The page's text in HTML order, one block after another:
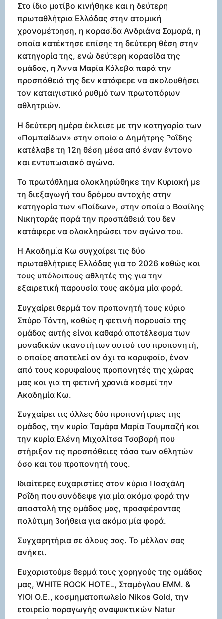
Στο ίδιο μοτίβο κινήθηκε και η δεύτερη
πρωταθλήτρια Ελλάδας στην ατομική
χρονομέτρηση, η κορασίδα Ανδριάνα Σαμαρά, η
οποία κατέκτησε επίσης τη δεύτερη θέση στην
κατηγορία της, ενώ δεύτερη κορασίδα της
ομάδας, η Άννα Μαρία Κόλεβα παρά την
προσπάθειά της δεν κατάφερε να ακολουθήσει
τον καταιγιστικό ρυθμό των πρωτοπόρων
αθλητριών.
Η δεύτερη ημέρα έκλεισε με την κατηγορία των
«Παμπαίδων» στην οποία ο Δημήτρης Ροΐδης
κατέλαβε τη 12η θέση μέσα από έναν έντονο
και εντυπωσιακό αγώνα.
Το πρωτάθλημα ολοκληρώθηκε την Κυριακή με
τη διεξαγωγή του δρόμου αντοχής στην
κατηγορία των «Παίδων», στην οποία ο Βασίλης
Νικηταράς παρά την προσπάθειά του δεν
κατάφερε να ολοκληρώσει τον αγώνα του.
Η Ακαδημία Κω συγχαίρει τις δύο
πρωταθλήτριες Ελλάδας για το 2026 καθώς και
τους υπόλοιπους αθλητές της για την
εξαιρετική παρουσία τους ακόμα μία φορά.
Συγχαίρει θερμά τον προπονητή τους κύριο
Σπύρο Τάντη, καθώς η φετινή παρουσία της
ομάδας αυτής είναι καθαρά αποτέλεσμα των
μοναδικών ικανοτήτων αυτού του προπονητή,
ο οποίος αποτελεί αν όχι το κορυφαίο, έναν
από τους κορυφαίους προπονητές της χώρας
μας και για τη φετινή χρονιά κοσμεί την
Ακαδημία Κω.
Συγχαίρει τις άλλες δύο προπονήτριες της
ομάδας, την κυρία Ταμάρα Μαρία Τουμπαζή και
την κυρία Ελένη Μιχαλίτσα Τσαβαρή που
στήριξαν τις προσπάθειες τόσο των αθλητών
όσο και του προπονητή τους.
Ιδιαίτερες ευχαριστίες στον κύριο Πασχάλη
Ροΐδη που συνόδεψε για μία ακόμα φορά την
αποστολή της ομάδας μας, προσφέροντας
πολύτιμη βοήθεια για ακόμα μία φορά.
Συγχαρητήρια σε όλους σας. Το μέλλον σας
ανήκει.
Ευχαριστούμε θερμά τους χορηγούς της ομάδας
μας, WHITE ROCK HOTEL, Σταμόγλου ΕΜΜ. &
ΥΙΟΙ Ο.Ε., κοσμηματοπωλείο Nikos Gold, την
εταιρεία παραγωγής αναψυκτικών Natur